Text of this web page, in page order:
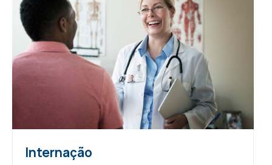
Internação